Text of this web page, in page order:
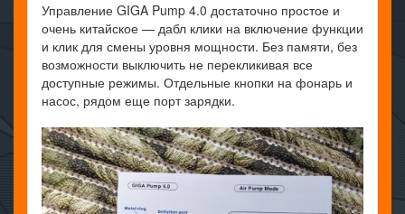
Управление GIGA Pump 4.0 достаточно простое и
очень китайское — дабл клики на включение функции
и клик для смены уровня мощности. Без памяти, без
возможности выключить не перекликивая все
доступные режимы. Отдельные кнопки на фонарь и
насос, рядом еще порт зарядки.